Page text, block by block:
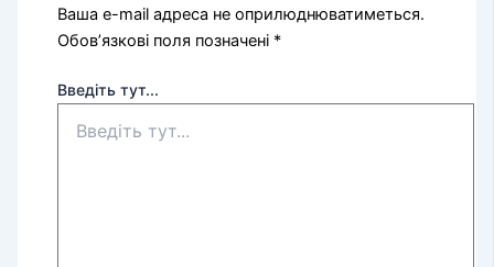
Ваша e-mail адреса не оприлюднюватиметься.
Обов’язкові поля позначені *
Введіть тут...